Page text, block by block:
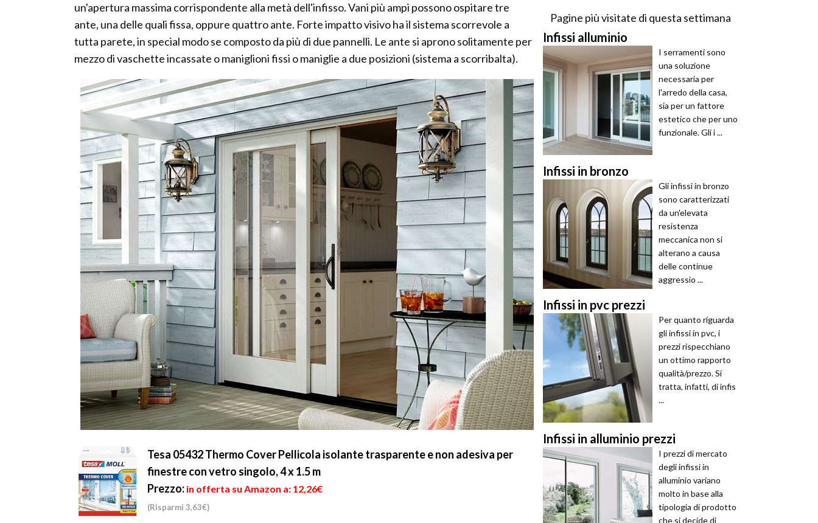
un'apertura massima corrispondente alla metà dell'infisso. Vani più ampi possono ospitare tre
ante, una delle quali fissa, oppure quattro ante. Forte impatto visivo ha il sistema scorrevole a
tutta parete, in special modo se composto da più di due pannelli. Le ante si aprono solitamente per
mezzo di vaschette incassate o maniglioni fissi o maniglie a due posizioni (sistema a scorribalta).
Tesa 05432 Thermo Cover Pellicola isolante trasparente e non adesiva per
finestre con vetro singolo, 4 x 1.5 m
Prezzo: in offerta su Amazon a: 12,26€
(Risparmi 3,63€)
Pagine più visitate di questa settimana
Infissi alluminio
I serramenti sono
una soluzione
necessaria per
l'arredo della casa,
sia per un fattore
estetico che per uno
funzionale. Gli i ...
Infissi in bronzo
Gli infissi in bronzo
sono caratterizzati
da un'elevata
resistenza
meccanica non si
alterano a causa
delle continue
aggressio ...
Infissi in pvc prezzi
Per quanto riguarda
gli infissi in pvc, i
prezzi rispecchiano
un ottimo rapporto
qualità/prezzo. Si
tratta, infatti, di infis
...
Infissi in alluminio prezzi
I prezzi di mercato
degli infissi in
alluminio variano
molto in base alla
tipologia di prodotto
che si decide di